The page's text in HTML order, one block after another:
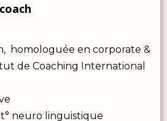
homologuée en corporate &
de Coaching International
neuro linguistique